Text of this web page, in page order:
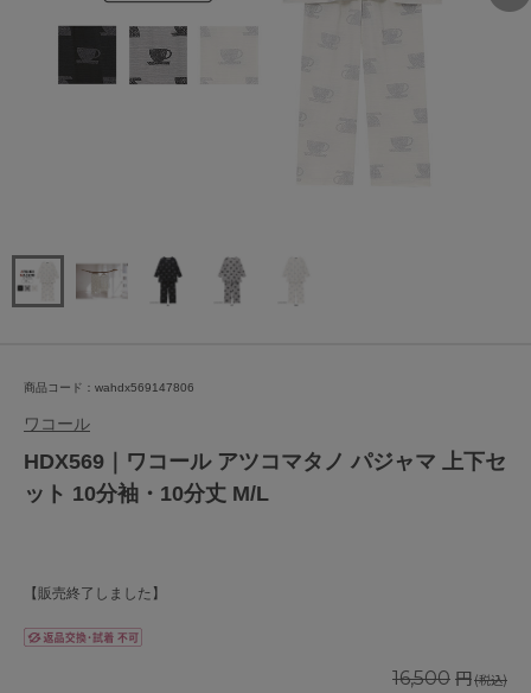
商品コード：wahdx569147806
ワコール
HDX569｜ワコール アツコマタノ パジャマ 上下セ
ット 10分袖・10分丈 M/L
【販売終了しました】
16,500 円(税込)